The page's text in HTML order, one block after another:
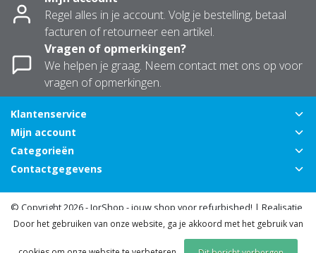
Regel alles in je account. Volg je bestelling, betaal
facturen of retourneer een artikel.
Vragen of opmerkingen?
We helpen je graag. Neem contact met ons op voor
vragen of opmerkingen.
Klantenservice
Mijn account
Categorieën
Contactgegevens
© Copyright 2026 - JorShop - jouw shop voor refurbished! | Realisatie
InStijl Media
|Sitemap|RSS Feed
Door het gebruiken van onze website, ga je akkoord met het gebruik van